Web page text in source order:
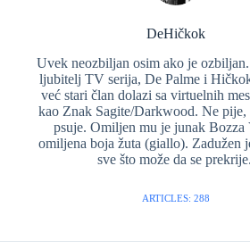
DeHičkok
Uvek neozbiljan osim ako je
ljubitelj TV serija, De Palme i
već stari član dolazi sa virtuelnih
kao Znak Sagite/Darkwood. Ne pije,
psuje. Omiljen mu je junak Bozza
omiljena boja žuta (giallo). Zadužen
sve što može da se
ARTICLES: 288